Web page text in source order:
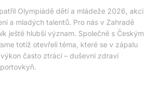
Olympiádě dětí a mládeže 2026, akci
a mladých talentů. Pro nás v Zahradě
ještě hlubší význam. Společně s Českým
totiž otevřeli téma, které se v zápalu
často ztrácí – duševní zdraví